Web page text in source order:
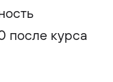
после курса